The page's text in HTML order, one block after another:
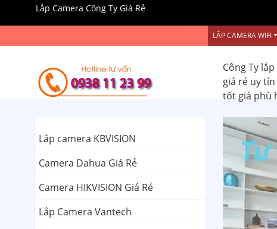
Lắp Camera Công Ty Giá Rẻ
LẮP CAMERA WIFI
Công Ty
giá rẻ uy
tốt giá phù
Lắp camera KBVISION
Camera Dahua Giá Rẻ
Camera HIKVISION Giá Rẻ
Lắp Camera Vantech